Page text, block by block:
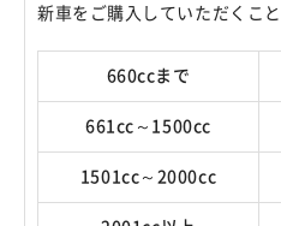
新車をご購入していただくこ
660ccまで
661cc～1500cc
1501cc～2000cc